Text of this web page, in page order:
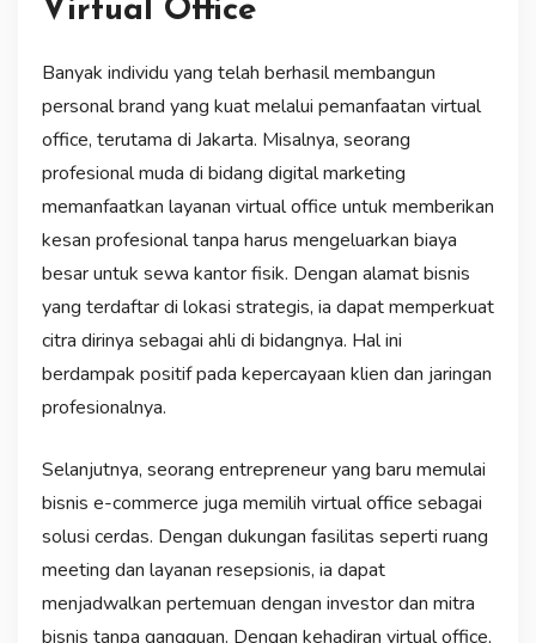
Virtual Office
Banyak individu yang telah berhasil membangun
personal brand yang kuat melalui pemanfaatan virtual
office, terutama di Jakarta. Misalnya, seorang
profesional muda di bidang digital marketing
memanfaatkan layanan virtual office untuk memberikan
kesan profesional tanpa harus mengeluarkan biaya
besar untuk sewa kantor fisik. Dengan alamat bisnis
yang terdaftar di lokasi strategis, ia dapat memperkuat
citra dirinya sebagai ahli di bidangnya. Hal ini
berdampak positif pada kepercayaan klien dan jaringan
profesionalnya.
Selanjutnya, seorang entrepreneur yang baru memulai
bisnis e-commerce juga memilih virtual office sebagai
solusi cerdas. Dengan dukungan fasilitas seperti ruang
meeting dan layanan resepsionis, ia dapat
menjadwalkan pertemuan dengan investor dan mitra
bisnis tanpa gangguan. Dengan kehadiran virtual office,